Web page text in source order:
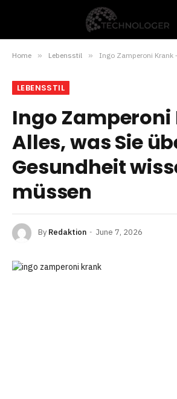
Home » Lebensstil » Ingo Zamperoni Krank – Alles, was
LEBENSSTIL
Ingo Zamperoni
Alles, was Sie
Gesundheit
müssen
By Redaktion June 7, 2026